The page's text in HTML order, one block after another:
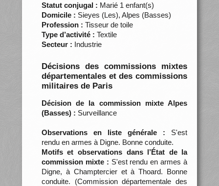
Statut conjugal : Marié 1 enfant(s)
Domicile : Sieyes (Les), Alpes (Basses)
Profession : Tisseur de toile
Type d’activité : Textile
Secteur : Industrie
Décisions des commissions mixtes
départementales et des commissions
militaires de Paris
Décision de la commission mixte Alpes
(Basses) : Surveillance
Observations en liste générale : S'est
rendu en armes à Digne. Bonne conduite.
Motifs et observations dans l’État de la
commission mixte : S'est rendu en armes à
Digne, à Champtercier et à Thoard. Bonne
conduite. (Commission départementale des